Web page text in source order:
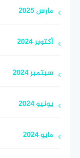
مارس 2025
أكتوبر 2024
سبتمبر 2024
يونيو 2024
مايو 2024